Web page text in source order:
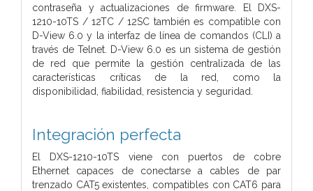
contraseña y actualizaciones de firmware. El DXS-
1210-10TS / 12TC / 12SC también es compatible con
D-View 6.0 y la interfaz de línea de comandos (CLI) a
través de Telnet. D-View 6.0 es un sistema de gestión
de red que permite la gestión centralizada de las
características críticas de la red, como la
disponibilidad, fiabilidad, resistencia y seguridad.
Integración perfecta
El DXS-1210-10TS viene con puertos de cobre
Ethernet capaces de conectarse a cables de par
trenzado CAT5 existentes, compatibles con CAT6 para